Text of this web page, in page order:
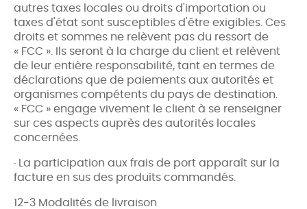
autres taxes locales ou droits d'importation ou
taxes d'état sont susceptibles d'être exigibles. Ces
droits et sommes ne relèvent pas du ressort de
« FCC ». Ils seront à la charge du client et relèvent
de leur entière responsabilité, tant en termes de
déclarations que de paiements aux autorités et
organismes compétents du pays de destination.
« FCC » engage vivement le client à se renseigner
sur ces aspects auprès des autorités locales
concernées.
· La participation aux frais de port apparaît sur la
facture en sus des produits commandés.
12-3 Modalités de livraison